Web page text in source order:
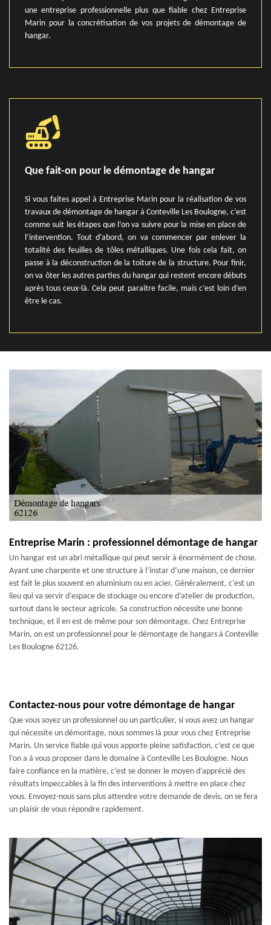
une entreprise professionnelle plus que fiable chez Entreprise
Marin pour la concrétisation de vos projets de démontage de
hangar.
Que fait-on pour le démontage de hangar
Si vous faites appel à Entreprise Marin pour la réalisation de vos
travaux de démontage de hangar à Conteville Les Boulogne, c’est
comme suit les étapes que l’on va suivre pour la mise en place de
l’intervention. Tout d’abord, on va commencer par enlever la
totalité des feuilles de tôles métalliques. Une fois cela fait, on
passe à la déconstruction de la toiture de la structure. Pour finir,
on va ôter les autres parties du hangar qui restent encore débuts
après tous ceux-là. Cela peut paraitre facile, mais c’est loin d’en
être le cas.
Entreprise Marin : professionnel démontage de hangar
Un hangar est un abri métallique qui peut servir à énormément de chose.
Ayant une charpente et une structure à l’instar d’une maison, ce dernier
est fait le plus souvent en aluminium ou en acier. Généralement, c’est un
lieu qui va servir d’espace de stockage ou encore d’atelier de production,
surtout dans le secteur agricole. Sa construction nécessite une bonne
technique, et il en est de même pour son démontage. Chez Entreprise
Marin, on est un professionnel pour le démontage de hangars à Conteville
Les Boulogne 62126.
Contactez-nous pour votre démontage de hangar
Que vous soyez un professionnel ou un particulier, si vous avez un hangar
qui nécessite un démontage, nous sommes là pour vous chez Entreprise
Marin. Un service fiable qui vous apporte pleine satisfaction, c’est ce que
l’on a à vous proposer dans le domaine à Conteville Les Boulogne. Nous
faire confiance en la matière, c’est se donner le moyen d’apprécié des
résultats impeccables à la fin des interventions à mettre en place chez
vous. Envoyez-nous sans plus attendre votre demande de devis, on se fera
un plaisir de vous répondre rapidement.